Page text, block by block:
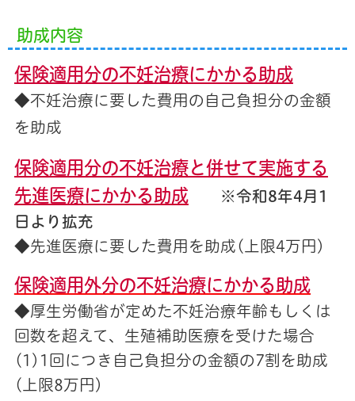
助成内容
保険適用分の不妊治療にかかる助成
◆不妊治療に要した費用の自己負担分の金額
を助成
保険適用分の不妊治療と併せて実施する
先進医療にかかる助成 ※令和8年4月1
日より拡充
◆先進医療に要した費用を助成(上限4万円)
保険適用外分の不妊治療にかかる助成
◆厚生労働省が定めた不妊治療年齢もしくは
回数を超えて、生殖補助医療を受けた場合
(1)1回につき自己負担分の金額の7割を助成
(上限8万円)